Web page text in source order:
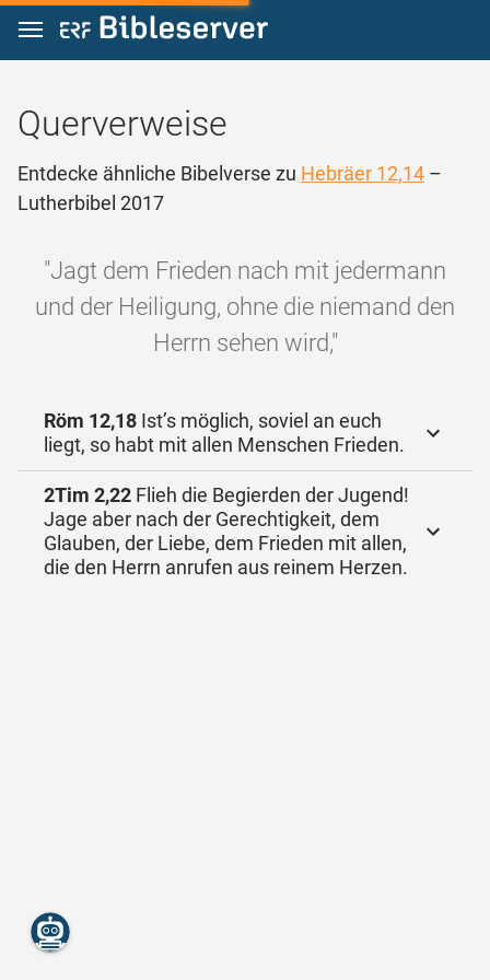
Zum Inhalt springen
Querverweise
Entdecke ähnliche Bibelverse zu Hebräer 12,14 –
Lutherbibel 2017
"Jagt dem Frieden nach mit jedermann
und der Heiligung, ohne die niemand den
Herrn sehen wird,"
Röm 12,18 Ist’s möglich, soviel an euch
liegt, so habt mit allen Menschen Frieden.
2Tim 2,22 Flieh die Begierden der Jugend!
Jage aber nach der Gerechtigkeit, dem
Glauben, der Liebe, dem Frieden mit allen,
die den Herrn anrufen aus reinem Herzen.